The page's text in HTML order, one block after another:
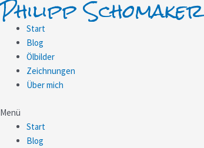
Zum
Inhalt
springen
Philipp Schomaker
Start
Blog
Ölbilder
Zeichnungen
Über mich
Menü
Start
Blog